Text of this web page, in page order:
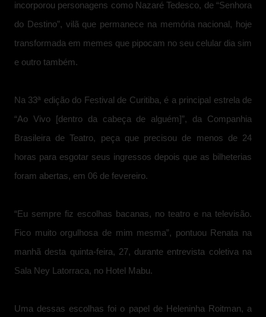
incorporou personagens como Nazaré Tedesco, de “Senhora
do Destino”, vilã que permanece na memória nacional, hoje
transformada em memes que pipocam no seu celular dia sim
e outro também.
Na 33ª edição do Festival de Curitiba, é a principal estrela de
“Ao Vivo [dentro da cabeça de alguém]”, da Companhia
Brasileira de Teatro, peça que precisou de menos de 24
horas para esgotar seus ingressos depois que as bilheterias
foram abertas, em 06 de fevereiro.
“Eu sempre fiz escolhas bacanas, no teatro e na televisão.
Fico muito orgulhosa de mim mesma”, pontuou Renata na
manhã desta quinta-feira, 27, durante entrevista coletiva na
Sala Ney Latorraca, no Hotel Mabu.
Uma dessas escolhas foi o papel de Heleninha Roitman, a